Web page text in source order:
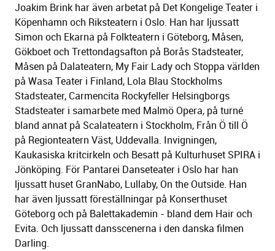
Joakim Brink har även arbetat på Det Kongelige Teater i
Köpenhamn och Riksteatern i Oslo. Han har ljussatt
Simon och Ekarna på Folkteatern i Göteborg, Måsen,
Gökboet och Trettondagsafton på Borås Stadsteater,
Måsen på Dalateatern, My Fair Lady och Stoppa världen
på Wasa Teater i Finland, Lola Blau Stockholms
Stadsteater, Carmencita Rockyfeller Helsingborgs
Stadsteater i samarbete med Malmö Opera, på turné
bland annat på Scalateatern i Stockholm, Från Ö till Ö
på Regionteatern Väst, Uddevalla. Invigningen,
Kaukasiska kritcirkeln och Besatt på Kulturhuset SPIRA i
Jönköping. För Pantarei Danseteater i Oslo har han
ljussatt huset GranNabo, Lullaby, On the Outside. Han
har även ljussatt föreställningar på Konserthuset
Göteborg och på Balettakademin - bland dem Hair och
Evita. Och ljussatt dansscenerna i den danska filmen
Darling.